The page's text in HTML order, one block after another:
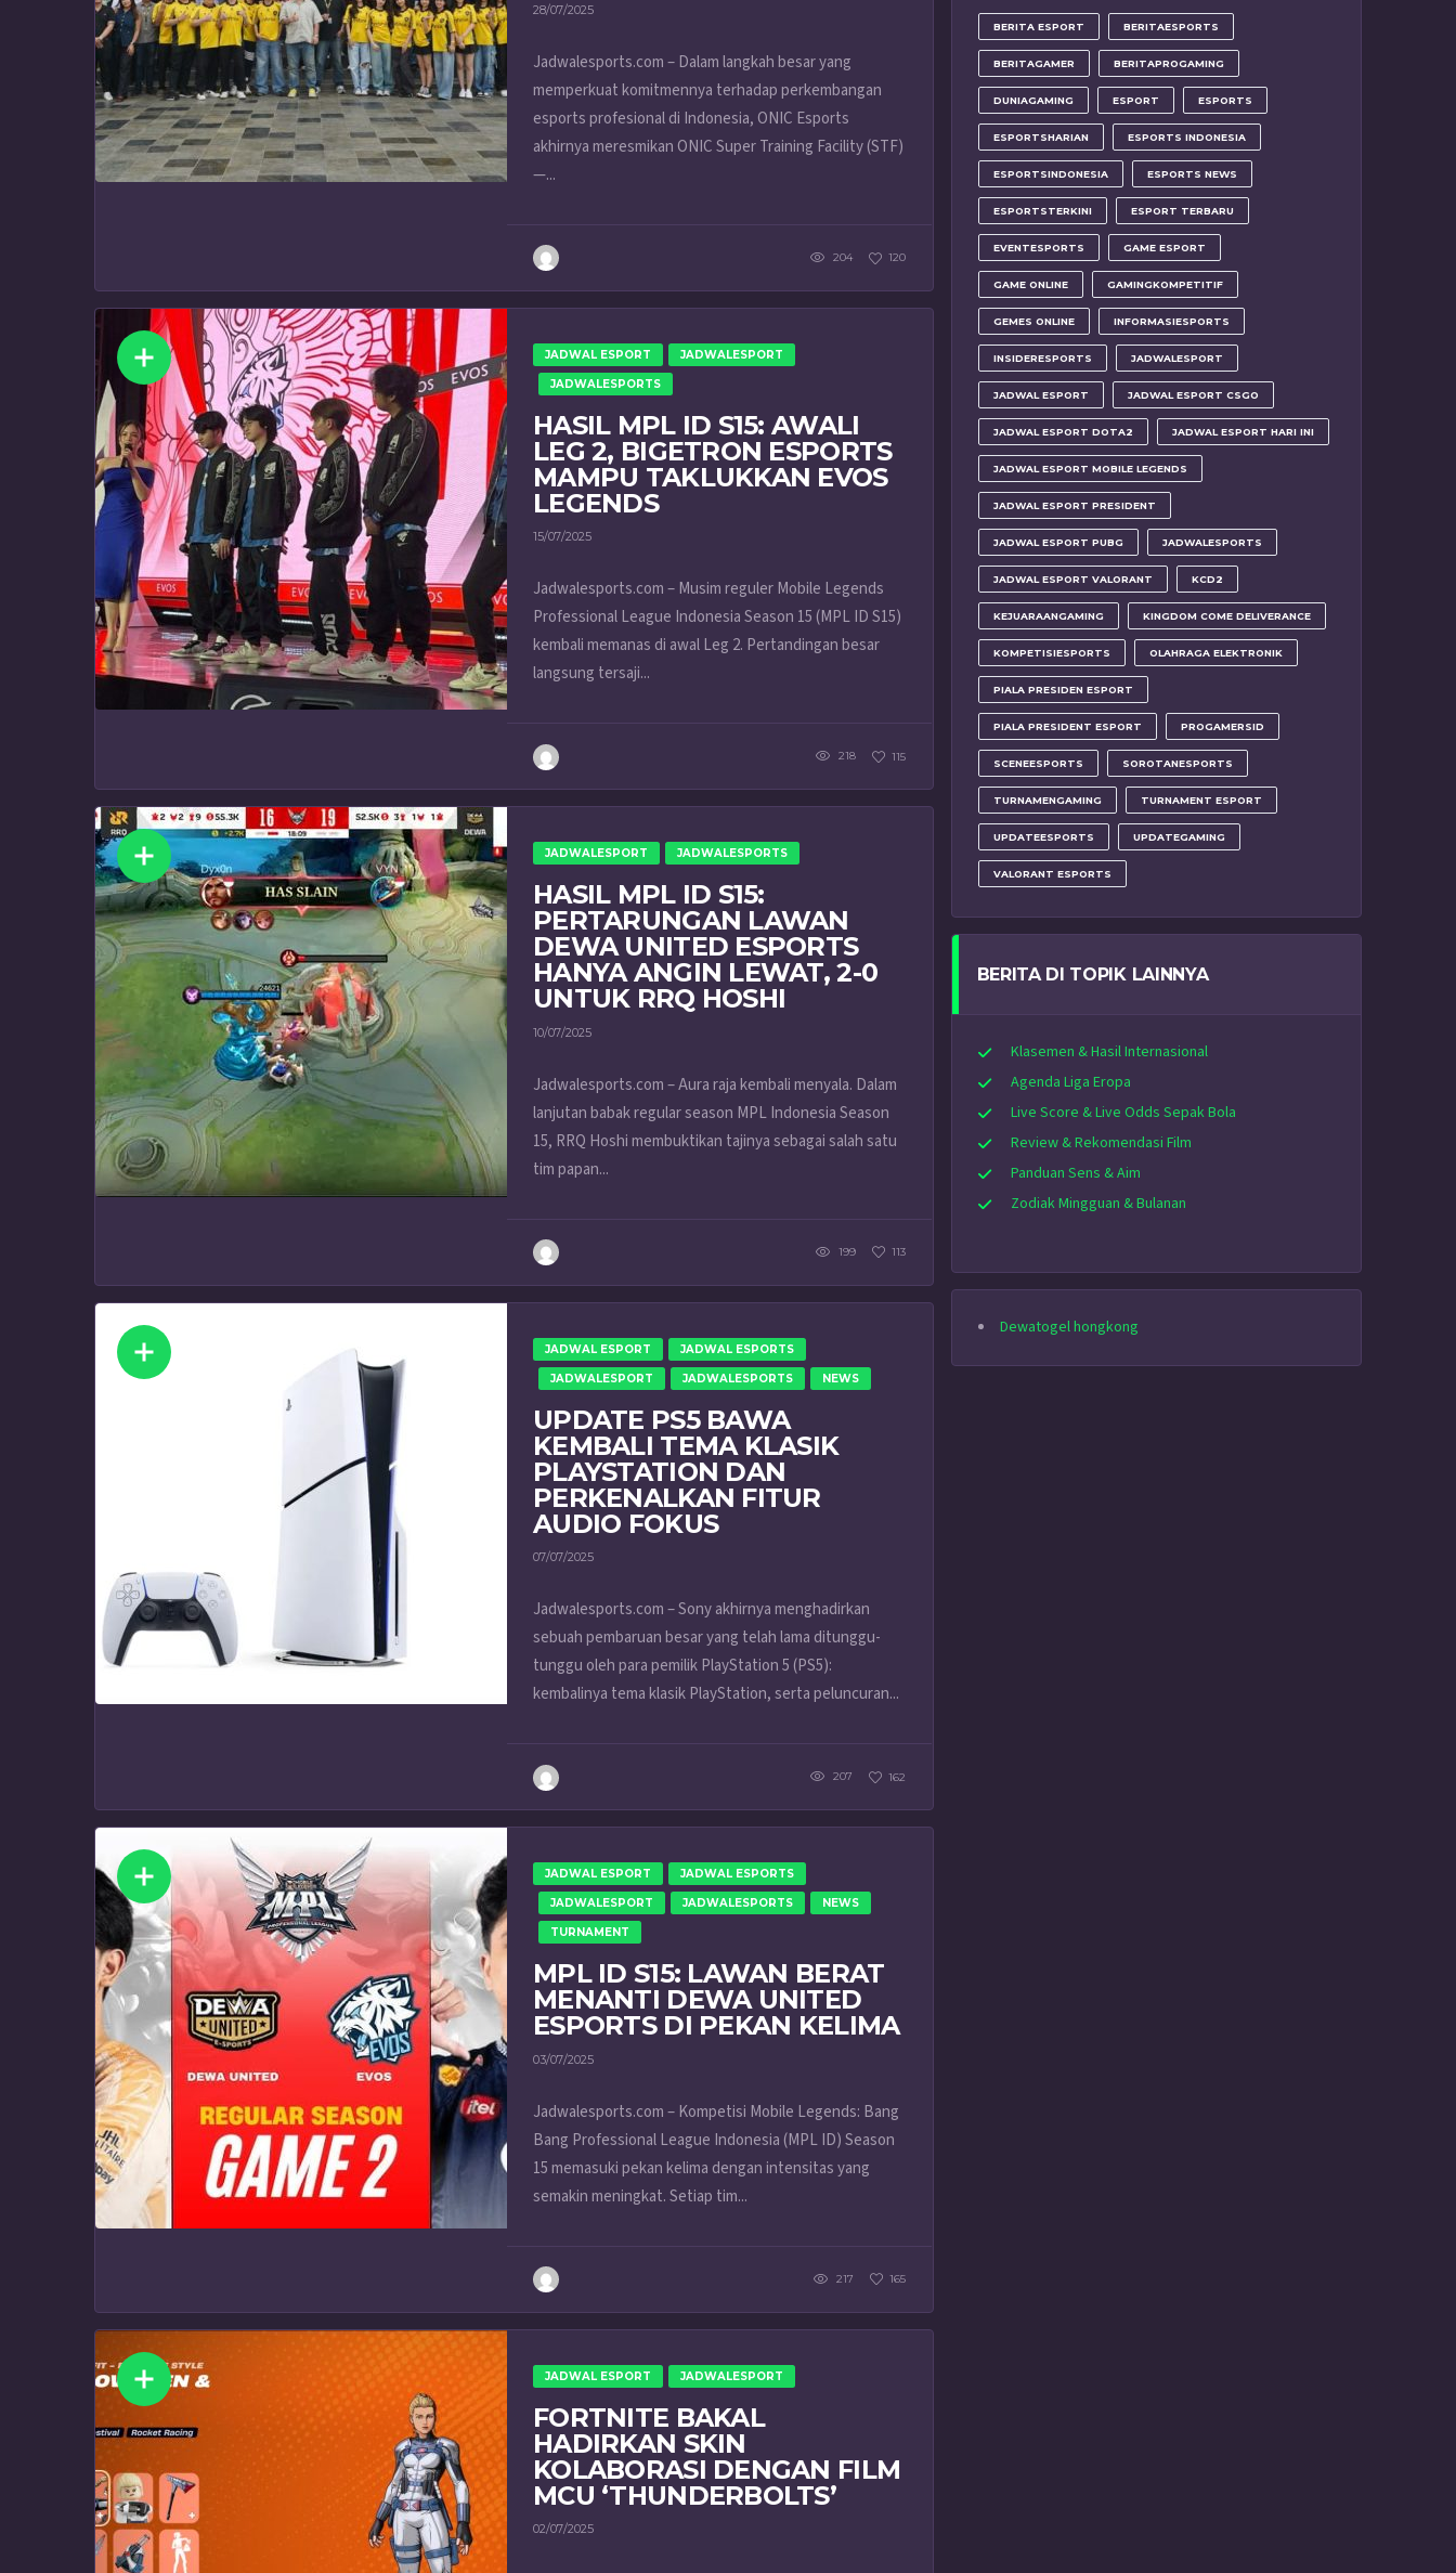
28/07/2025
Jadwalesports.com – Dalam langkah besar yang
memperkuat komitmennya terhadap perkembangan
esports profesional di Indonesia, ONIC Esports
akhirnya meresmikan ONIC Super Training Facility (STF)
—...
204 120
JADWAL ESPORT JADWALESPORT
JADWALESPORTS
HASIL MPL ID S15: AWALI
LEG 2, BIGETRON ESPORTS
MAMPU TAKLUKKAN EVOS
LEGENDS
15/07/2025
Jadwalesports.com – Musim reguler Mobile Legends
Professional League Indonesia Season 15 (MPL ID S15)
kembali memanas di awal Leg 2. Pertandingan besar
langsung tersaji...
218 115
JADWALESPORT JADWALESPORTS
HASIL MPL ID S15:
PERTARUNGAN LAWAN
DEWA UNITED ESPORTS
HANYA ANGIN LEWAT, 2-0
UNTUK RRQ HOSHI
10/07/2025
Jadwalesports.com – Aura raja kembali menyala. Dalam
lanjutan babak regular season MPL Indonesia Season
15, RRQ Hoshi membuktikan tajinya sebagai salah satu
tim papan...
199 113
JADWAL ESPORT JADWAL ESPORTS
JADWALESPORT JADWALESPORTS NEWS
UPDATE PS5 BAWA
KEMBALI TEMA KLASIK
PLAYSTATION DAN
PERKENALKAN FITUR
AUDIO FOKUS
07/07/2025
Jadwalesports.com – Sony akhirnya menghadirkan
sebuah pembaruan besar yang telah lama ditunggu-
tunggu oleh para pemilik PlayStation 5 (PS5):
kembalinya tema klasik PlayStation, serta peluncuran...
207 162
JADWAL ESPORT JADWAL ESPORTS
JADWALESPORT JADWALESPORTS NEWS
TURNAMENT
MPL ID S15: LAWAN BERAT
MENANTI DEWA UNITED
ESPORTS DI PEKAN KELIMA
03/07/2025
Jadwalesports.com – Kompetisi Mobile Legends: Bang
Bang Professional League Indonesia (MPL ID) Season
15 memasuki pekan kelima dengan intensitas yang
semakin meningkat. Setiap tim...
217 165
JADWAL ESPORT JADWALESPORT
FORTNITE BAKAL
HADIRKAN SKIN
KOLABORASI DENGAN FILM
MCU ‘THUNDERBOLTS’
02/07/2025
BERITA ESPORT BERITAESPORTS
BERITAGAMER BERITAPROGAMING
DUNIAGAMING ESPORT ESPORTS
ESPORTSHARIAN ESPORTS INDONESIA
ESPORTSINDONESIA ESPORTS NEWS
ESPORTSTERKINI ESPORT TERBARU
EVENTESPORTS GAME ESPORT
GAME ONLINE GAMINGKOMPETITIF
GEMES ONLINE INFORMASIESPORTS
INSIDERESPORTS JADWALESPORT
JADWAL ESPORT JADWAL ESPORT CSGO
JADWAL ESPORT DOTA2 JADWAL ESPORT HARI INI
JADWAL ESPORT MOBILE LEGENDS
JADWAL ESPORT PRESIDENT
JADWAL ESPORT PUBG JADWALESPORTS
JADWAL ESPORT VALORANT KCD2
KEJUARAANGAMING KINGDOM COME DELIVERANCE
KOMPETISIESPORTS OLAHRAGA ELEKTRONIK
PIALA PRESIDEN ESPORT
PIALA PRESIDENT ESPORT PROGAMERSID
SCENEESPORTS SOROTANESPORTS
TURNAMENGAMING TURNAMENT ESPORT
UPDATEESPORTS UPDATEGAMING
VALORANT ESPORTS
BERITA DI TOPIK LAINNYA
Klasemen & Hasil Internasional
Agenda Liga Eropa
Live Score & Live Odds Sepak Bola
Review & Rekomendasi Film
Panduan Sens & Aim
Zodiak Mingguan & Bulanan
Dewatogel hongkong